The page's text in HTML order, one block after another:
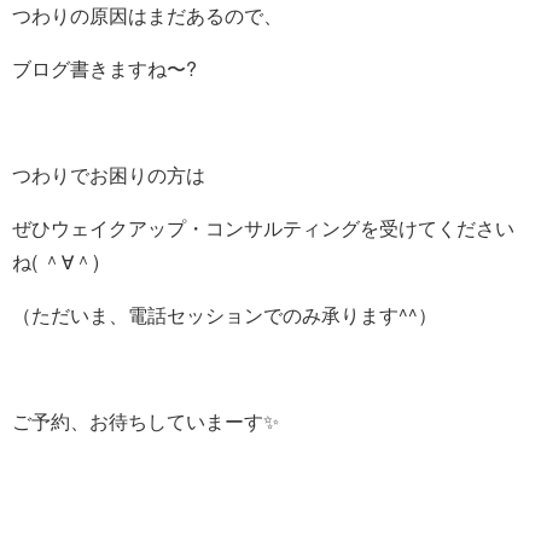
つわりの原因はまだあるので、
ブログ書きますね〜?
つわりでお困りの方は
ぜひウェイクアップ・コンサルティングを受けてください
ね( ＾∀＾)
（ただいま、電話セッションでのみ承ります^^）
ご予約、お待ちしていまーす✨